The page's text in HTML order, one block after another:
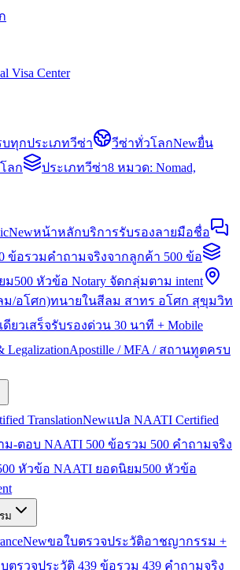
Visa Center
ทุกประเภทวีซ่า วีซ่าทั่วโลกNewยื่น
ลก
ประเภทวีซ่า8 หมวด: Nomad,
Newหน้าหลักบริการรับรองลายมือชื่อ
ข้อรวมคำถามจริงจากลูกค้า 500 ข้อ
ม500 หัวข้อ Notary จัดกลุ่มตาม intent
ม/อโศก)ทนายในสีลม สาทร อโศก สุขุมวิท
ยวเสร็จรับรองด่วน 30 นาที + Mobile
LegalizationApostille / MFA / สถานทูตครบ
TranslationNewแปล NAATI Certified
ม-ตอบ NAATI 500 ข้อรวม 500 คำถามจริง
หัวข้อ NAATI ยอดนิยม500 หัวข้อ
ม
Newขอใบตรวจประวัติอาชญากรรม +
ตรวจประวัติ 439 ข้อรวม 439 คำถามจริง